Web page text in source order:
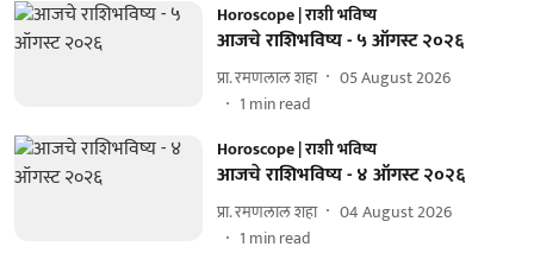
Horoscope | राशी भविष्य
आजचे राशिभविष्य - ५ ऑगस्ट २०२६
प्रा. रमणलाल शहा
05 August 2026
1 min read
Horoscope | राशी भविष्य
आजचे राशिभविष्य - ४ ऑगस्ट २०२६
प्रा. रमणलाल शहा
04 August 2026
1 min read